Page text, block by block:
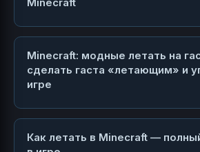
Minecraft: модные летать на
сделать гаста «летающим» и
игре
Как летать в Minecraft —